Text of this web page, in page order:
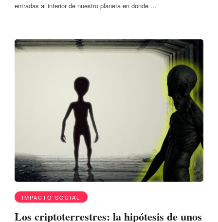
entradas al interior de nuestro planeta en donde …
IMPACTO SOCIAL
Los criptoterrestres: la hipótesis de unos